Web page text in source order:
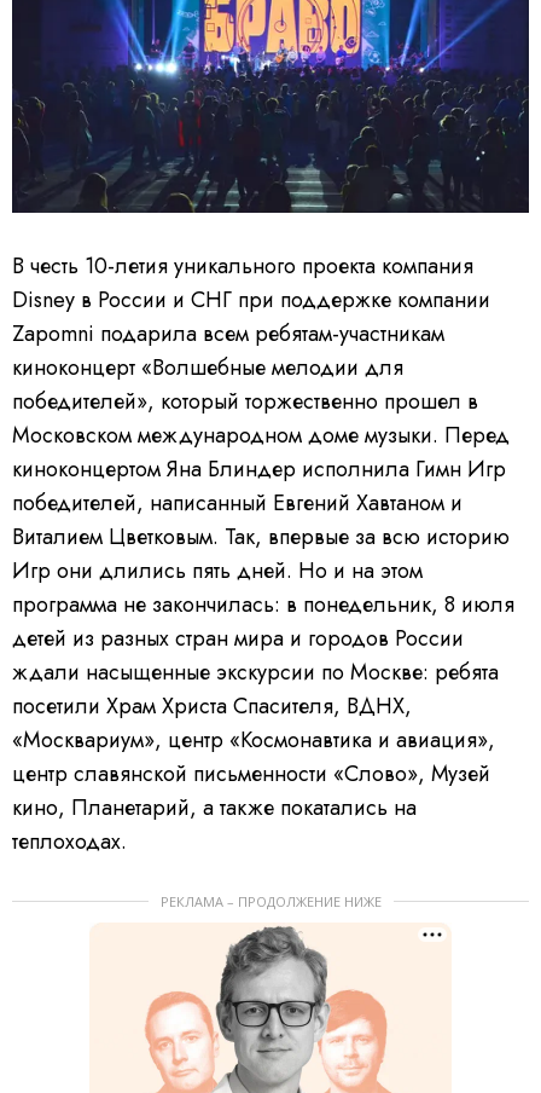
В честь 10-летия уникального проекта компания
Disney в России и СНГ при поддержке компании
Zapomni подарила всем ребятам-участникам
киноконцерт «Волшебные мелодии для
победителей», который торжественно прошел в
Московском международном доме музыки. Перед
киноконцертом Яна Блиндер исполнила Гимн Игр
победителей, написанный Евгений Хавтаном и
Виталием Цветковым. Так, впервые за всю историю
Игр они длились пять дней. Но и на этом
программа не закончилась: в понедельник, 8 июля
детей из разных стран мира и городов России
ждали насыщенные экскурсии по Москве: ребята
посетили Храм Христа Спасителя, ВДНХ,
«Москвариум», центр «Космонавтика и авиация»,
центр славянской письменности «Слово», Музей
кино, Планетарий, а также покатались на
теплоходах.
РЕКЛАМА – ПРОДОЛЖЕНИЕ НИЖЕ